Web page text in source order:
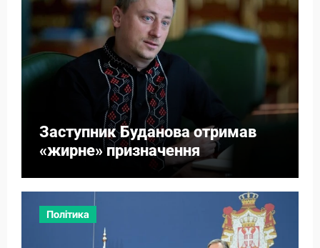
Заступник Буданова отримав
«жирне» призначення
Політика